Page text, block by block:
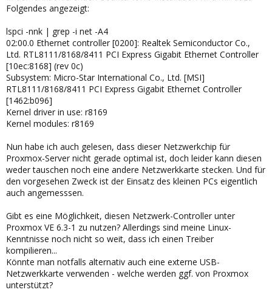
Folgendes angezeigt:
lspci -nnk | grep -i net -A4
02:00.0 Ethernet controller [0200]: Realtek Semiconductor Co.,
Ltd. RTL8111/8168/8411 PCI Express Gigabit Ethernet Controller
[10ec:8168] (rev 0c)
Subsystem: Micro-Star International Co., Ltd. [MSI]
RTL8111/8168/8411 PCI Express Gigabit Ethernet Controller
[1462:b096]
Kernel driver in use: r8169
Kernel modules: r8169
Nun habe ich auch gelesen, dass dieser Netzwerkchip für
Proxmox-Server nicht gerade optimal ist, doch leider kann diesen
weder tauschen noch eine andere Netzwerkkarte stecken. Und für
den vorgesehen Zweck ist der Einsatz des kleinen PCs eigentlich
auch angemesssen.
Gibt es eine Möglichkeit, diesen Netzwerk-Controller unter
Proxmox VE 6.3-1 zu nutzen? Allerdings sind meine Linux-
Kenntnisse noch nicht so weit, dass ich einen Treiber
kompilieren...
Könnte man notfalls alternativ auch eine externe USB-
Netzwerkkarte verwenden - welche werden ggf. von Proxmox
unterstützt?